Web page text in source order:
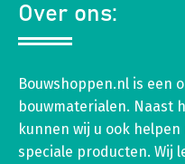
Over ons:
Bouwshoppen.nl is een
bouwmaterialen. Naast
kunnen wij u ook
speciale producten. Wij